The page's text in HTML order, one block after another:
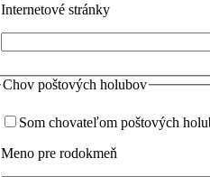
Internetové stránky
Chov poštových holubov
Som chovateľom poštových
Meno pre rodokmeň